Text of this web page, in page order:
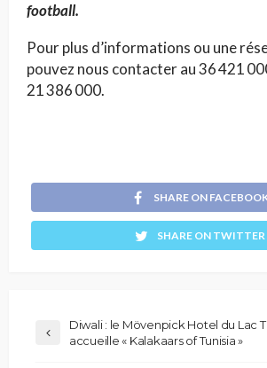
football.
Pour plus d’informations ou une
pouvez nous contacter au 36 421
21 386 000.
SHARE ON
SHARE ON TWITTER
Diwali : le Mövenpick Hotel du Lac
accueille « Kalakaars of Tunisia »